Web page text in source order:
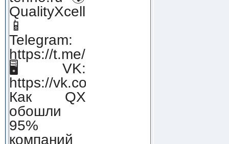
QualityXcellence.ru
📱
Telegram:
https://t.me/qx_lab_IT
🖥 VK:
https://vk.com/qualityxcellenc
Как QX
обошли
95%
компаний